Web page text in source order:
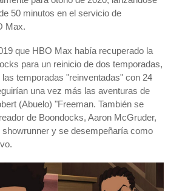
50 minutos en el servicio de
Max.
que HBO Max había recuperado la
para un reinicio de dos temporadas,
temporadas "reinventadas" con 24
una vez más las aventuras de
(Abuelo) "Freeman. También se
de Boondocks, Aaron McGruder,
y se desempeñaría como